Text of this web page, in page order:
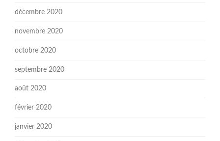
décembre 2020
novembre 2020
octobre 2020
septembre 2020
août 2020
février 2020
janvier 2020